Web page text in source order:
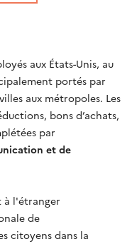
aux États-Unis, au
portés par
aux métropoles. Les
bons d’achats,
par
et de
à l'étranger
de
citoyens dans la